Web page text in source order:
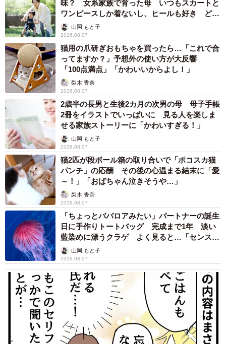
味？ 女系家族で育った母 いつもスカートと
ワンピースしか着ないし、ヒールも好き どの
へんが…
山岡 もと子
2026.08.07
猫用の爪研ぎおもちゃを買ったら…「これで合
ってますか？」予想外の使い方が大反響
「100点満点」「かわいいからよし！」
梨木 香奈
2026.08.07
2歳半の長男と生後2カ月の次男の母 母子手帳
2冊をイラストでいっぱいに 見る人を楽しま
せる家族ストーリーに「かわいすぎる！」
山岡 もと子
2026.08.07
猫2匹が段ボール箱の取り合いで「ポコスカ猫
パンチ」の応酬 その後の心温まる結末に「愛
～！」「おばちゃん泣きそうや…」
梨木 香奈
2026.08.07
「ちょっとババロアみたい」パートナーの誕生
日に手作りトートバッグ 完成まで1年 淡い
藍染めに漂うクラゲ よく見ると…「センスす
ごい」山岡 もと子
2026.08.07